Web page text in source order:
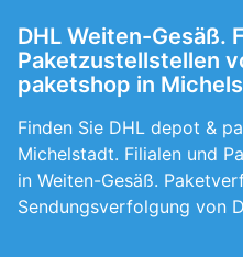
DHL Weiten-Gesäß.
Paketzustellstellen
paketshop in
Finden Sie DHL depot &
Michelstadt. Filialen und
in Weiten-Gesäß.
Sendungsverfolgung von